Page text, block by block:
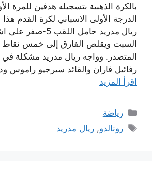
بالكرة الذهبية بتسجيله هدفين للمرة
الدرجة الأولى الاسباني لكرة القدم
ريال مدريد حامل اللقب
السبت ويقلص الفارق إلى خمس نقاط
المتصدر. وواجه ريال مدريد مشكلة في
رفائيل فاران والقائد سيرجيو راموس
اقرأ المزيد
التصنيفات
رياضة
الوسوم
رونالدو,ريال مدريد